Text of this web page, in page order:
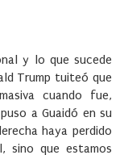
y lo que sucede
Trump tuiteó que
cuando fue,
a Guaidó en su
haya perdido
sino que estamos